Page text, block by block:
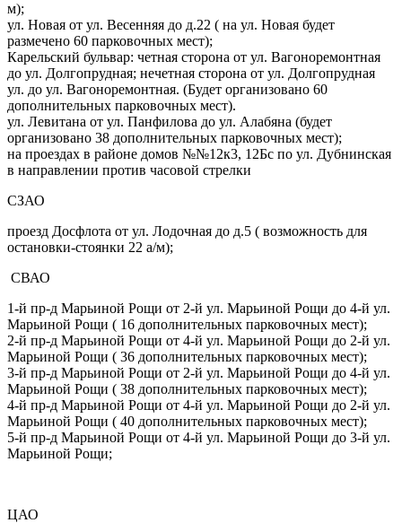
м);
ул. Новая от ул. Весенняя до д.22 ( на ул. Новая будет
размечено 60 парковочных мест);
Карельский бульвар: четная сторона от ул. Вагоноремонтная
до ул. Долгопрудная; нечетная сторона от ул. Долгопрудная
ул. до ул. Вагоноремонтная. (Будет организовано 60
дополнительных парковочных мест).
ул. Левитана от ул. Панфилова до ул. Алабяна (будет
организовано 38 дополнительных парковочных мест);
на проездах в районе домов №№12к3, 12Бс по ул. Дубнинская
в направлении против часовой стрелки
СЗАО
проезд Досфлота от ул. Лодочная до д.5 ( возможность для
остановки-стоянки 22 а/м);
СВАО
1-й пр-д Марьиной Рощи от 2-й ул. Марьиной Рощи до 4-й ул.
Марьиной Рощи ( 16 дополнительных парковочных мест);
2-й пр-д Марьиной Рощи от 4-й ул. Марьиной Рощи до 2-й ул.
Марьиной Рощи ( 36 дополнительных парковочных мест);
3-й пр-д Марьиной Рощи от 2-й ул. Марьиной Рощи до 4-й ул.
Марьиной Рощи ( 38 дополнительных парковочных мест);
4-й пр-д Марьиной Рощи от 4-й ул. Марьиной Рощи до 2-й ул.
Марьиной Рощи ( 40 дополнительных парковочных мест);
5-й пр-д Марьиной Рощи от 4-й ул. Марьиной Рощи до 3-й ул.
Марьиной Рощи;
ЦАО